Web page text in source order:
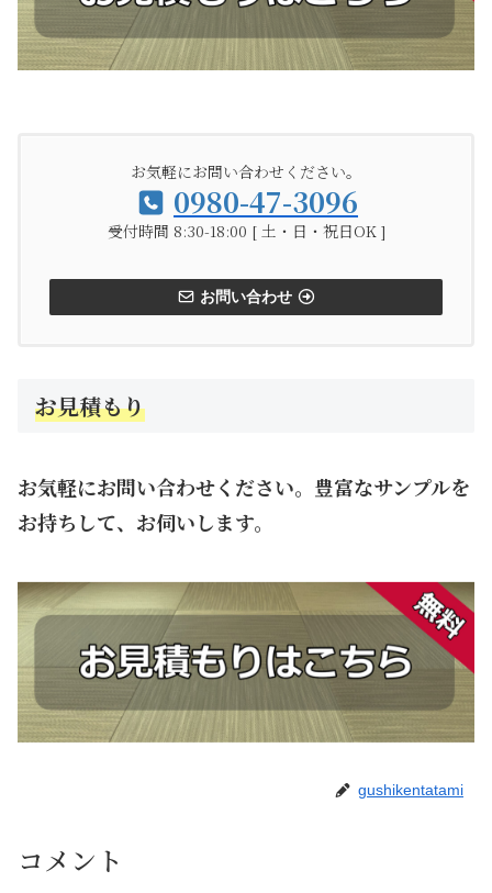
お気軽にお問い合わせください。
0980-47-3096
受付時間 8:30-18:00 [ 土・日・祝日OK ]
お問い合わせ
お見積もり
お気軽にお問い合わせください。豊富なサンプルを
お持ちして、お伺いします。
gushikentatami
コメント